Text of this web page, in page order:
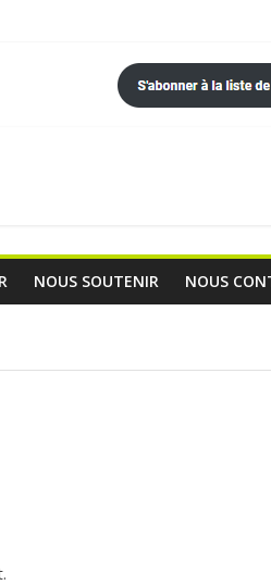
NOUS SOUTENIR NOUS